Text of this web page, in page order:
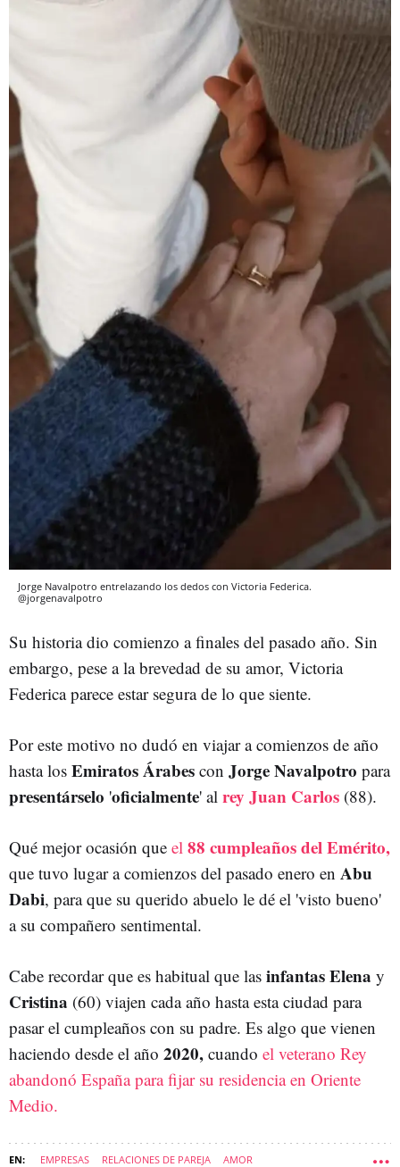
Jorge Navalpotro entrelazando los dedos con Victoria Federica.
@jorgenavalpotro
Su historia dio comienzo a finales del pasado año. Sin
embargo, pese a la brevedad de su amor, Victoria
Federica parece estar segura de lo que siente.
Por este motivo no dudó en viajar a comienzos de año
hasta los Emiratos Árabes con Jorge Navalpotro para
presentárselo 'oficialmente' al rey Juan Carlos (88).
Qué mejor ocasión que el 88 cumpleaños del Emérito,
que tuvo lugar a comienzos del pasado enero en Abu
Dabi, para que su querido abuelo le dé el 'visto bueno'
a su compañero sentimental.
Cabe recordar que es habitual que las infantas Elena y
Cristina (60) viajen cada año hasta esta ciudad para
pasar el cumpleaños con su padre. Es algo que vienen
haciendo desde el año 2020, cuando el veterano Rey
abandonó España para fijar su residencia en Oriente
Medio.
EMPRESAS RELACIONES DE PAREJA AMOR